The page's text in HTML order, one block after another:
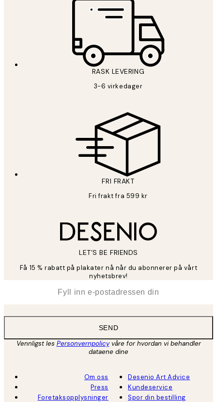
RASK LEVERING
3-6 virkedager
FRI FRAKT
Fri frakt fra 599 kr
LET’S BE FRIENDS
Få 15 % rabatt på plakater nå når du abonnerer på vårt
nyhetsbrev!
SEND
Vennligst les Personvernpolicyvåre for hvordan vi behandler
dataene dine
Om oss
Press
Foretaksopplysninger
Desenio Art Advice
Kundeservice
Spor din bestilling